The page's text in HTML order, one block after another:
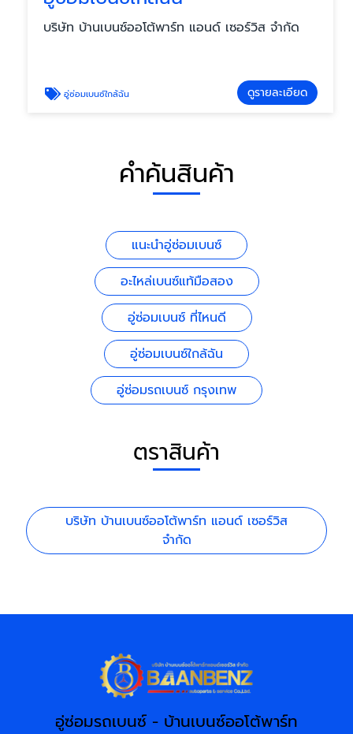
บริษัท บ้านเบนซ์ออโต้พาร์ท แอนด์ เซอร์วิส จำกัด
อู่ซ่อมเบนซ์ใกล้ฉัน ดูรายละเอียด
คำค้นสินค้า
แนะนำอู่ซ่อมเบนซ์
อะไหล่เบนซ์แท้มือสอง
อู่ซ่อมเบนซ์ ที่ไหนดี
อู่ซ่อมเบนซ์ใกล้ฉัน
อู่ซ่อมรถเบนซ์ กรุงเทพ
ตราสินค้า
บริษัท บ้านเบนซ์ออโต้พาร์ท แอนด์ เซอร์วิส
จำกัด
อู่ซ่อมรถเบนซ์ - บ้านเบนซ์ออโต้พาร์ท